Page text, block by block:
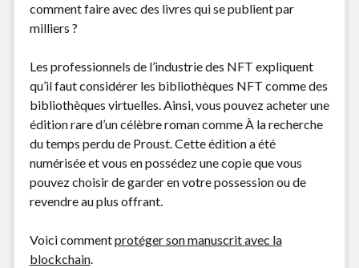
comment faire avec des livres qui se publient par
milliers ?
Les professionnels de l’industrie des NFT expliquent
qu’il faut considérer les bibliothèques NFT comme des
bibliothèques virtuelles. Ainsi, vous pouvez acheter une
édition rare d’un célèbre roman comme À la recherche
du temps perdu de Proust. Cette édition a été
numérisée et vous en possédez une copie que vous
pouvez choisir de garder en votre possession ou de
revendre au plus offrant.
Voici commentprotéger son manuscrit avec la
blockchain.